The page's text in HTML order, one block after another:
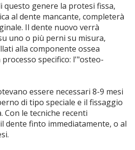
genere la protesi fissa,
al dente mancante, completerà
Il dente nuovo verrà
uno o più perni su misura,
alla componente ossea
specifico: l'"osteo-
essere necessari 8-9 mesi
di tipo speciale e il fissaggio
Con le tecniche recenti
dente finto immediatamente, o al